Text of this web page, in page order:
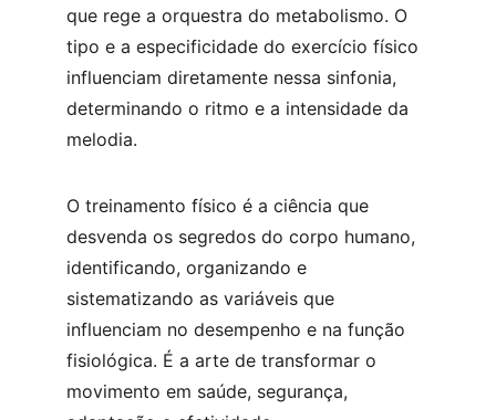
que rege a orquestra do metabolismo. O
tipo e a especificidade do exercício físico
influenciam diretamente nessa sinfonia,
determinando o ritmo e a intensidade da
melodia.
O treinamento físico é a ciência que
desvenda os segredos do corpo humano,
identificando, organizando e
sistematizando as variáveis que
influenciam no desempenho e na função
fisiológica. É a arte de transformar o
movimento em saúde, segurança,